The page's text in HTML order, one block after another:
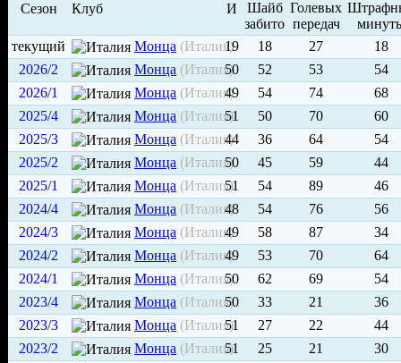
Сезон Клуб И
текущий Монца (Италия)19 18 27
18
2026/2
Монца (Италия)50 52 53
54
2026/1
Монца (Италия)49 54 74
68
2025/4
Монца (Италия)
51 50 70
60
2025/3
Монца (Италия)44 36 64
54
2025/2
Монца (Италия)50 45 59
44
2025/1
Монца (Италия)
51 54 89
46
2024/4
Монца (Италия)48 54 76
56
2024/3
Монца (Италия)49 58 87
34
2024/2
Монца (Италия)49 53 70
64
2024/1
Монца (Италия)50 62 69
54
2023/4
Монца (Италия)50 33 21
36
2023/3
Монца (Италия)
51 27 22
44
2023/2
Монца (Италия)
51 25 21
30